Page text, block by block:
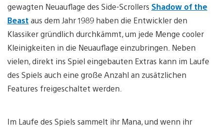
gewagten Neuauflage des Side-Scrollers Shadow of the
Beast aus dem Jahr 1989 haben die Entwickler den
Klassiker gründlich durchkämmt, um jede Menge cooler
Kleinigkeiten in die Neuauflage einzubringen. Neben
vielen, direkt ins Spiel eingebauten Extras kann im Laufe
des Spiels auch eine große Anzahl an zusätzlichen
Features freigeschaltet werden.
Im Laufe des Spiels sammelt ihr Mana, und wenn ihr